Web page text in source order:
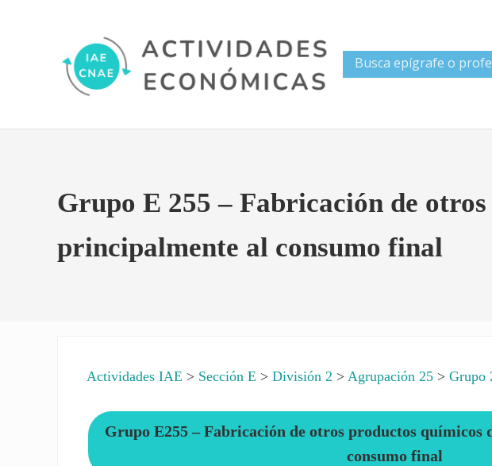
Grupo E 255 – Fabricación de
principalmente al consumo final
Actividades IAE > Sección E >División 2 >Agrupación 25 >Grupo
Grupo E255 – Fabricación de otros productos químicos
consumo final